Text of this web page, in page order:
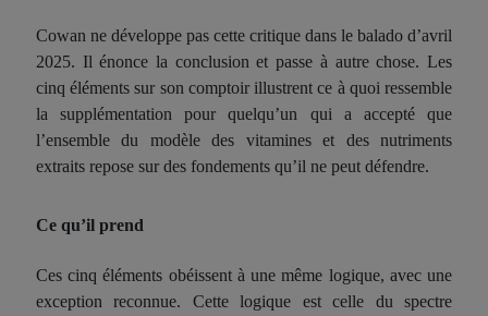
Cowan ne développe pas cette critique dans le balado d’avril
2025. Il énonce la conclusion et passe à autre chose. Les
cinq éléments sur son comptoir illustrent ce à quoi ressemble
la supplémentation pour quelqu’un qui a accepté que
l’ensemble du modèle des vitamines et des nutriments
extraits repose sur des fondements qu’il ne peut défendre.
Ce qu’il prend
Ces cinq éléments obéissent à une même logique, avec une
exception reconnue. Cette logique est celle du spectre